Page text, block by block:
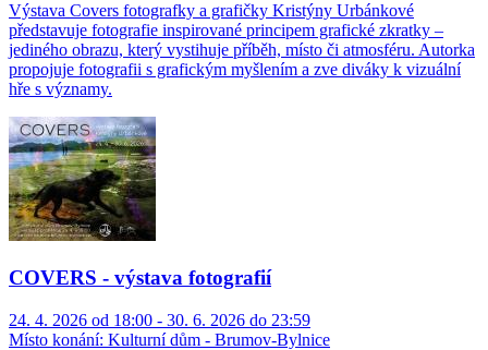
Výstava Covers fotografky a grafičky Kristýny Urbánkové
představuje fotografie inspirované principem grafické zkratky –
jediného obrazu, který vystihuje příběh, místo či atmosféru. Autorka
propojuje fotografii s grafickým myšlením a zve diváky k vizuální
hře s významy.
COVERS - výstava fotografií
24. 4. 2026 od 18:00 - 30. 6. 2026 do 23:59
Místo konání: Kulturní dům - Brumov-Bylnice